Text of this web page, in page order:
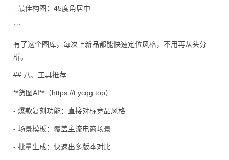
- 最佳构图：45度角居中
```
有了这个图库，每次上新品都能快速定位风格，不用再从头分
析。
## 八、工具推荐
**货图AI**（https://t.ycqg.top）
- 爆款复刻功能：直接对标竞品风格
- 场景模板：覆盖主流电商场景
- 批量生成：快速出多版本对比